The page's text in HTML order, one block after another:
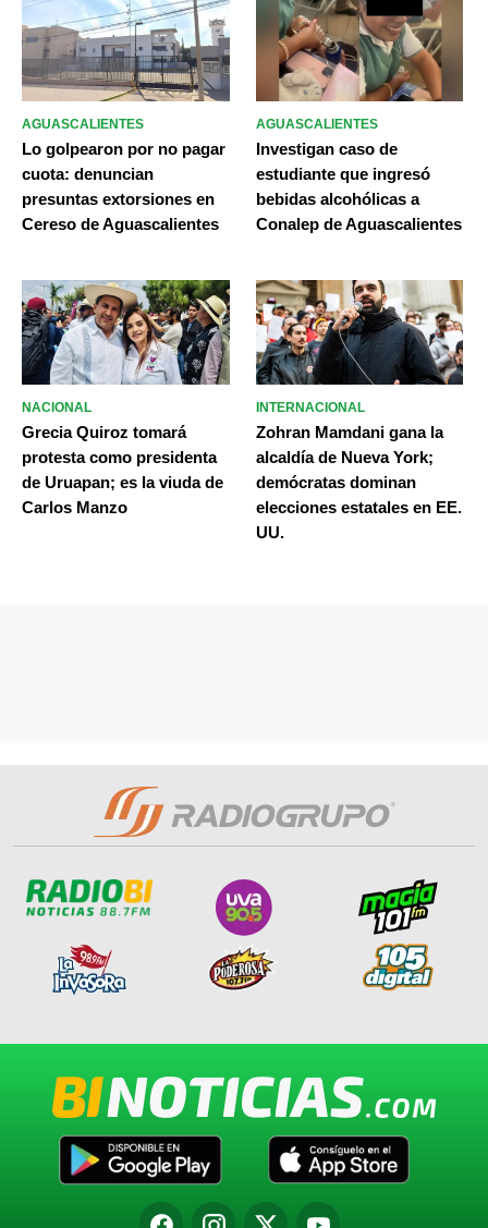
AGUASCALIENTES
Lo golpearon por no pagar
cuota: denuncian
presuntas extorsiones en
Cereso de Aguascalientes
AGUASCALIENTES
Investigan caso de
estudiante que ingresó
bebidas alcohólicas a
Conalep de Aguascalientes
NACIONAL
Grecia Quiroz tomará
protesta como presidenta
de Uruapan; es la viuda de
Carlos Manzo
INTERNACIONAL
Zohran Mamdani gana la
alcaldía de Nueva York;
demócratas dominan
elecciones estatales en EE.
UU.